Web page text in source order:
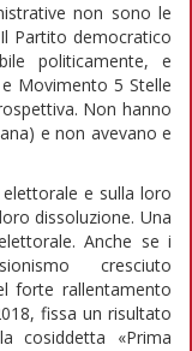
non sono le
Partito democratico
politicamente, e
Movimento 5 Stelle
Non hanno
e non avevano e
e sulla loro
dissoluzione. Una
Anche se i
cresciuto
forte rallentamento
fissa un risultato
cosiddetta «Prima